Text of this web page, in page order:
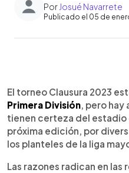
Por Josué Navarrete
Publicado el 05 de
Escuchar artículo
El torneo Clausura 2023
Primera División, pero hay
tienen certeza del estadio
próxima edición, por
los planteles de la liga
Las razones radican en las